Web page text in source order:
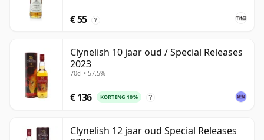
€ 55 ?
Clynelish 10 jaar oud / Special Releases
2023
70cl • 57.5%
€ 136 KORTING 10% ?
Clynelish 12 jaar oud Special Releases